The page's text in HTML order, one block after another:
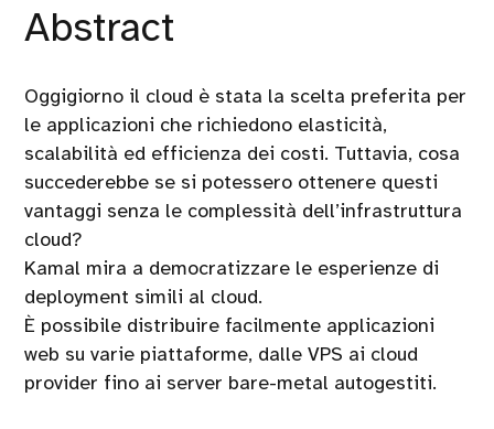
Abstract
Oggigiorno il cloud è stata la scelta preferita per
le applicazioni che richiedono elasticità,
scalabilità ed efficienza dei costi. Tuttavia, cosa
succederebbe se si potessero ottenere questi
vantaggi senza le complessità dell’infrastruttura
cloud?
Kamal mira a democratizzare le esperienze di
deployment simili al cloud.
È possibile distribuire facilmente applicazioni
web su varie piattaforme, dalle VPS ai cloud
provider fino ai server bare-metal autogestiti.